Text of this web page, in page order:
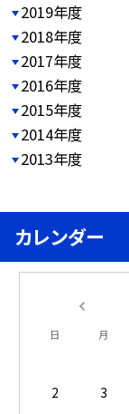
2019年度
2018年度
2017年度
2016年度
2015年度
2014年度
2013年度
カレンダー
日 月
2
3